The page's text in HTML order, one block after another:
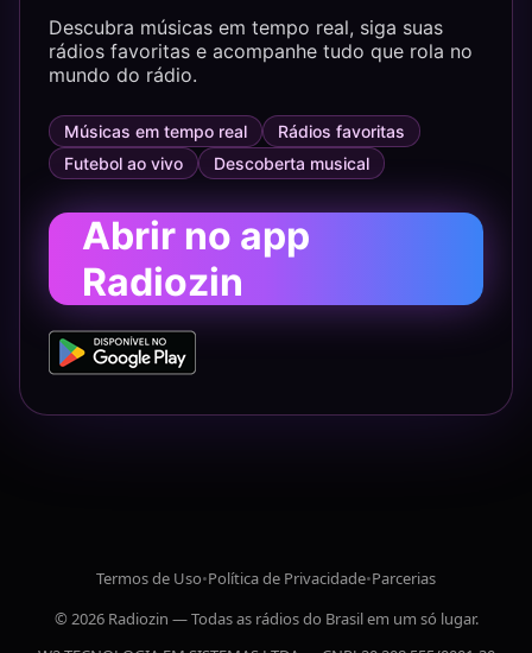
Descubra músicas em tempo real, siga suas
rádios favoritas e acompanhe tudo que rola no
mundo do rádio.
Músicas em tempo real
Rádios favoritas
Futebol ao vivo
Descoberta musical
Abrir no app
Radiozin
Termos de Uso•Política de Privacidade•Parcerias
© 2026 Radiozin — Todas as rádios do Brasil em um só lugar.